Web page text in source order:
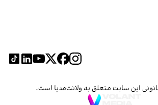
این سایت متعلق به ولانت‌مدیا است.